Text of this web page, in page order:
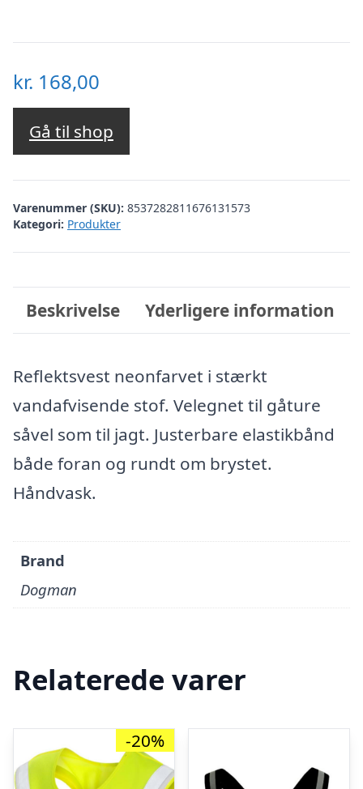
kr. 168,00
Gå til shop
Varenummer (SKU): 8537282811676131573
Kategori: Produkter
Beskrivelse Yderligere information
Reflektsvest neonfarvet i stærkt
vandafvisende stof. Velegnet til gåture
såvel som til jagt. Justerbare elastikbånd
både foran og rundt om brystet.
Håndvask.
Brand
Dogman
Relaterede varer
-20%